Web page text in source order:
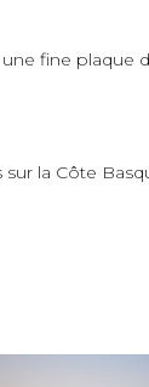
fine plaque
la Côte